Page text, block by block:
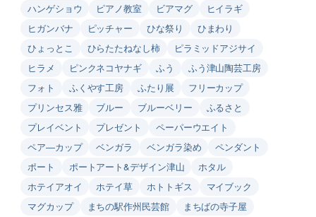
ハンゲショウ
ピアノ教室 ビアマグ
ヒイラギ
ヒガンバナ
ピッチャー ひな祭り
ひまわり
ひょっとこ
ひらたたねなし柿
ピラミッドアジサイ
ヒラメ
ピンクネコヤナギ ふう
ふう津山陶芸工房
フォト
ふくやす工房 ふたり展
フリーカップ
プリンセス雅
ブルー ブルーベリー
ふるさと
プレイベント
プレゼント
ペーパーウエイト
ペア―カップ
ベンガラ ベンガラ染め
ペンダント
ポート
ポートアート&デザイン津山
ホタル
ホテイアオイ
ホテイ草 ホトトギス
マイブック
マグカップ
まちの駅作州民芸館
まちばの寺子屋